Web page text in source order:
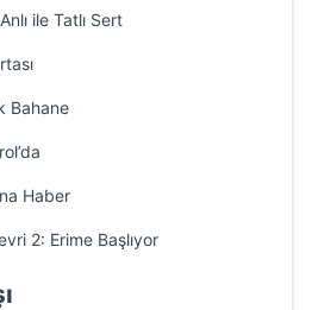
ile Tatlı Sert
Bahane
Haber
2: Erime Başlıyor